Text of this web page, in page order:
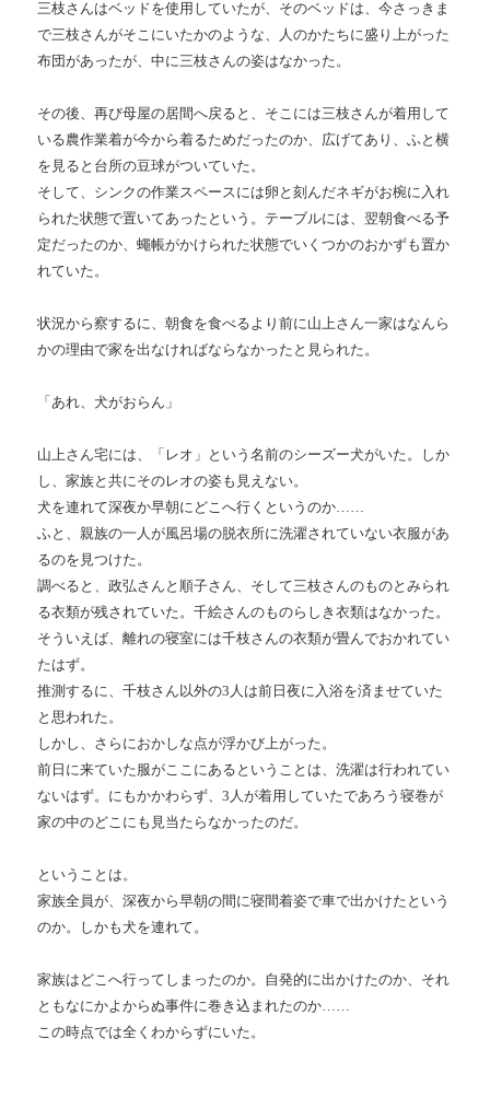
三枝さんはベッドを使用していたが、そのベッドは、今さっきま
で三枝さんがそこにいたかのような、人のかたちに盛り上がった
布団があったが、中に三枝さんの姿はなかった。
その後、再び母屋の居間へ戻ると、そこには三枝さんが着用して
いる農作業着が今から着るためだったのか、広げてあり、ふと横
を見ると台所の豆球がついていた。
そして、シンクの作業スペースには卵と刻んだネギがお椀に入れ
られた状態で置いてあったという。テーブルには、翌朝食べる予
定だったのか、蠅帳がかけられた状態でいくつかのおかずも置か
れていた。
状況から察するに、朝食を食べるより前に山上さん一家はなんら
かの理由で家を出なければならなかったと見られた。
「あれ、犬がおらん」
山上さん宅には、「レオ」という名前のシーズー犬がいた。しか
し、家族と共にそのレオの姿も見えない。
犬を連れて深夜か早朝にどこへ行くというのか……
ふと、親族の一人が風呂場の脱衣所に洗濯されていない衣服があ
るのを見つけた。
調べると、政弘さんと順子さん、そして三枝さんのものとみられ
る衣類が残されていた。千絵さんのものらしき衣類はなかった。
そういえば、離れの寝室には千枝さんの衣類が畳んでおかれてい
たはず。
推測するに、千枝さん以外の3人は前日夜に入浴を済ませていた
と思われた。
しかし、さらにおかしな点が浮かび上がった。
前日に来ていた服がここにあるということは、洗濯は行われてい
ないはず。にもかかわらず、3人が着用していたであろう寝巻が
家の中のどこにも見当たらなかったのだ。
ということは。
家族全員が、深夜から早朝の間に寝間着姿で車で出かけたという
のか。しかも犬を連れて。
家族はどこへ行ってしまったのか。自発的に出かけたのか、それ
ともなにかよからぬ事件に巻き込まれたのか……
この時点では全くわからずにいた。